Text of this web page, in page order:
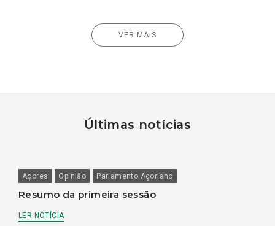
VER MAIS
Últimas notícias
Açores Opinião Parlamento Açoriano
Resumo da primeira sessão
LER NOTÍCIA